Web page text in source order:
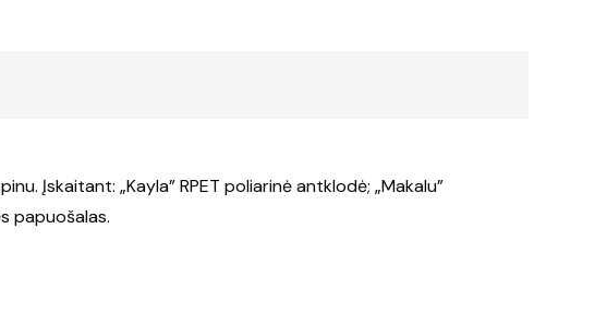
Įskaitant: „Kayla” RPET poliarinė antklodė; „Makalu”
papuošalas.